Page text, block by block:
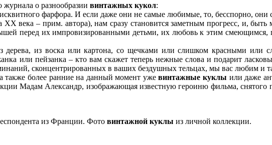
о разнообразии винтажных кукол:
фарфора. И если даже они не самые любимые, то, бесспорно,
века – прим. автора), нам сразу становится заметным прогресс, и,
перед их импровизированными детьми, их любовь к этим
из воска или картона, со щечками или слишком красными или
или пейзанка – кто вам скажет теперь нежные слова и подарит
сконцентрированных в ваших бездушных тельцах, мы вас любим и
также более ранние на данный момент ужевинтажные куклы или даже
Мадам Александр, изображающая известную героиню фильма,
из Франции. Фото винтажной куклы из личной коллекции.